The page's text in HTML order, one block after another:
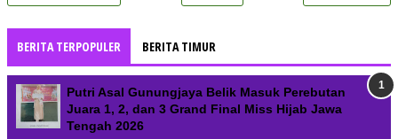
BERITA TERPOPULER BERITA TIMUR
Putri Asal Gunungjaya Belik Masuk Perebutan
Juara 1, 2, dan 3 Grand Final Miss Hijab Jawa
Tengah 2026